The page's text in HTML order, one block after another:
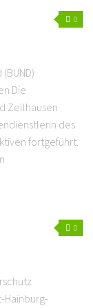
0
Die
Zellhausen
des
fortgeführt.
0
Hainburg-